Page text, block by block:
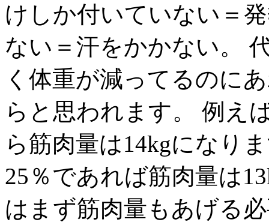
けしか付いていない＝
ない＝汗をかかない。
く体重が減ってるのに
らと思われます。 例え
ら筋肉量は14kgになり
25％であれば筋肉量は
はまず筋肉量もあげる